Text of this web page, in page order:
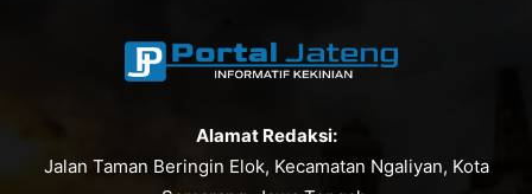
Alamat Redaksi:
Jalan Taman Beringin Elok, Kecamatan Ngaliyan, Kota